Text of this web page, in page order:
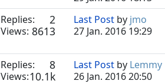
Replies: 2
Views: 8613
Last Post by jmo
27 Jan. 2016 19:29
Replies: 8
Views:10.1k
Last Post by Lemmy
26 Jan. 2016 20:50